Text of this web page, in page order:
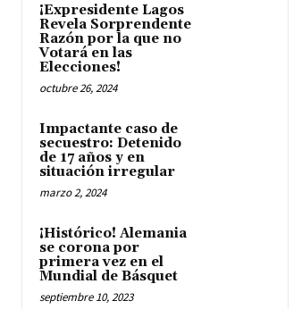
¡Expresidente Lagos
Revela Sorprendente
Razón por la que no
Votará en las
Elecciones!
octubre 26, 2024
Impactante caso de
secuestro: Detenido
de 17 años y en
situación irregular
marzo 2, 2024
¡Histórico! Alemania
se corona por
primera vez en el
Mundial de Básquet
septiembre 10, 2023